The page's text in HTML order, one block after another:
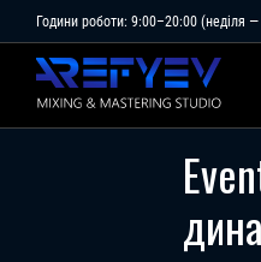
to
content
Години роботи: 9:00–20:00 (неділя —